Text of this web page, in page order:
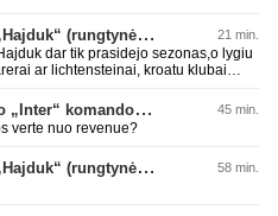
Konferencijų lyga: „Žalgiris“ – „Hajduk“ (rungtynės tiesiogiai) 21 min.
dar tik prasidejo sezonas,o lygiu
ar lichtensteinai, kroatu klubai
koki kysiniovo metalista
L. Messi gerokai pakėlė Majamio „Inter“ komandos vertę 45 min.
verte nuo revenue?
Konferencijų lyga: „Žalgiris“ – „Hajduk“ (rungtynės tiesiogiai) 58 min.